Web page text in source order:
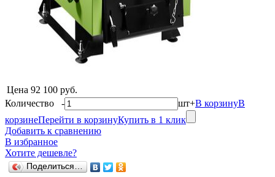
Цена 92 100 руб.
Количество - шт+В корзинуВ
корзинеПерейти в корзинуКупить в 1 клик
Добавить к сравнению
В избранное
Хотите дешевле?
Поделиться…